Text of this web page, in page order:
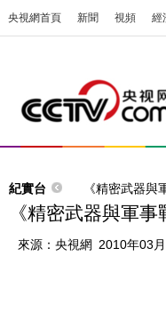
央視網首頁 新聞 視頻 經
紀實台 《精密武器與
《精密武器與軍
來源： 央視網 2010年03